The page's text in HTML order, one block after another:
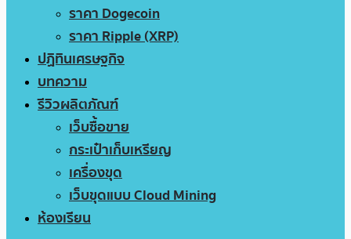
ราคา Dogecoin
ราคา Ripple (XRP)
ปฏิทินเศรษฐกิจ
บทความ
รีวิวผลิตภัณฑ์
เว็บซื้อขาย
กระเป๋าเก็บเหรียญ
เครื่องขุด
เว็บขุดแบบ Cloud Mining
ห้องเรียน